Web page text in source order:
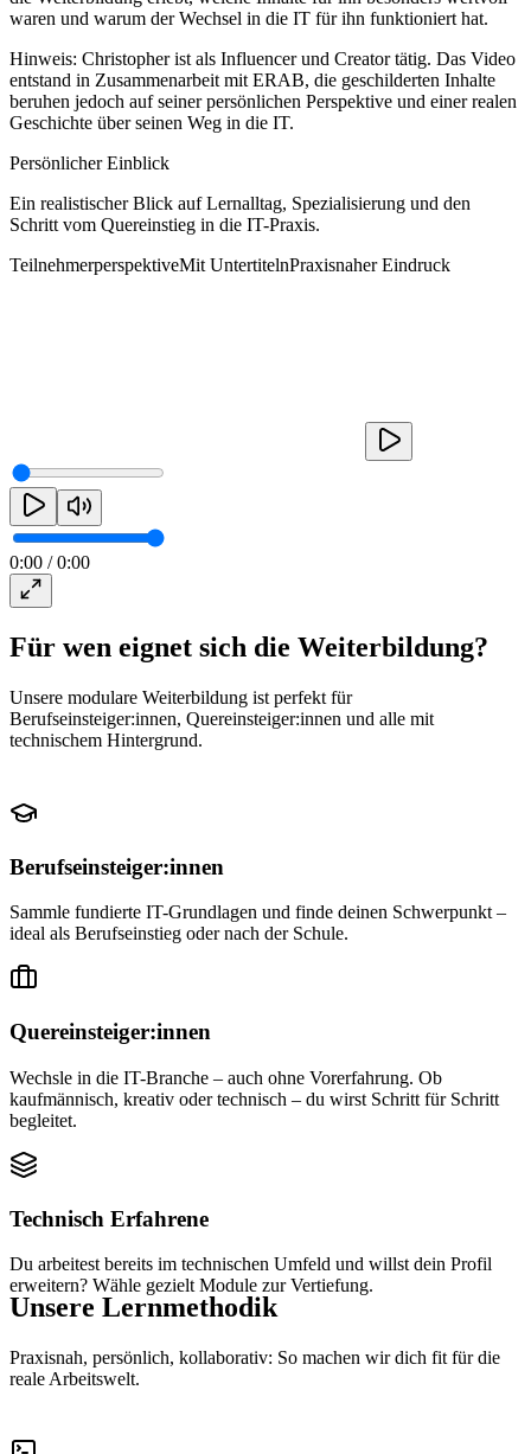
waren und warum der Wechsel in die IT für ihn funktioniert hat.
Hinweis: Christopher ist als Influencer und Creator tätig. Das Video
entstand in Zusammenarbeit mit ERAB, die geschilderten Inhalte
beruhen jedoch auf seiner persönlichen Perspektive und einer realen
Geschichte über seinen Weg in die IT.
Persönlicher Einblick
Ein realistischer Blick auf Lernalltag, Spezialisierung und den
Schritt vom Quereinstieg in die IT-Praxis.
TeilnehmerperspektiveMit UntertitelnPraxisnaher Eindruck
0:00 /0:00
Für wen eignet sich die Weiterbildung?
Unsere modulare Weiterbildung ist perfekt für
Berufseinsteiger:innen, Quereinsteiger:innen und alle mit
technischem Hintergrund.
Berufseinsteiger:innen
Sammle fundierte IT-Grundlagen und finde deinen Schwerpunkt –
ideal als Berufseinstieg oder nach der Schule.
Quereinsteiger:innen
Wechsle in die IT-Branche – auch ohne Vorerfahrung. Ob
kaufmännisch, kreativ oder technisch – du wirst Schritt für Schritt
begleitet.
Technisch Erfahrene
Du arbeitest bereits im technischen Umfeld und willst dein Profil
erweitern? Wähle gezielt Module zur Vertiefung.
Unsere Lernmethodik
Praxisnah, persönlich, kollaborativ: So machen wir dich fit für die
reale Arbeitswelt.